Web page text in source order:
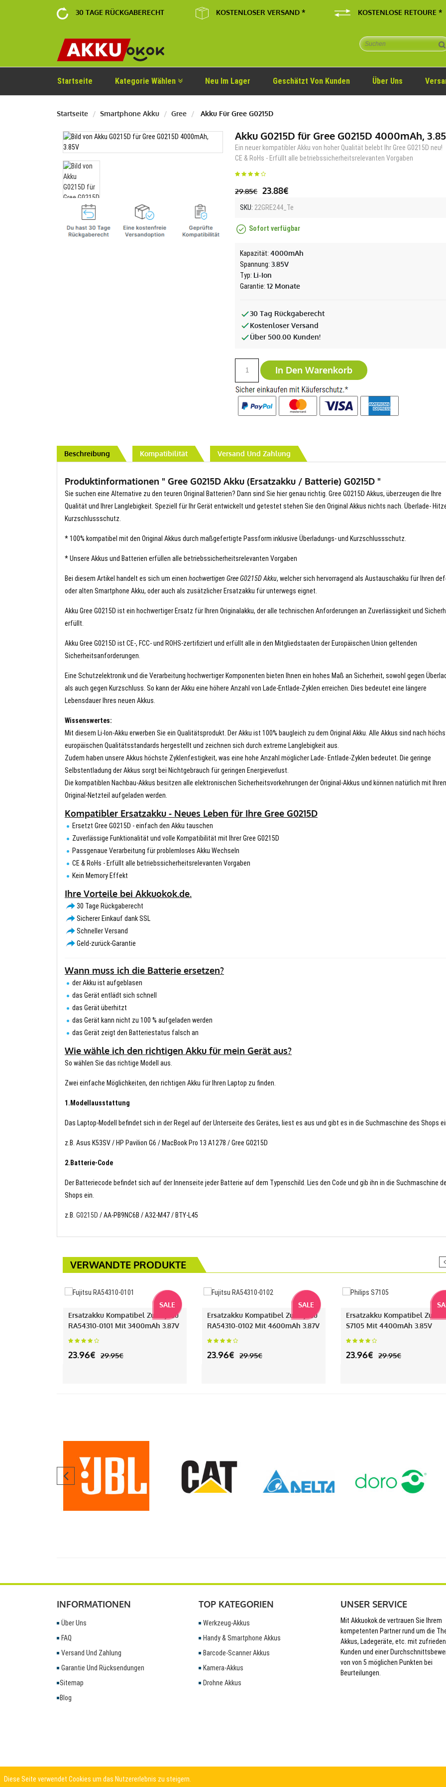
30 TAGE RÜCKGABERECHT KOSTENLOSER VERSAND * KOSTENLOSE RETOURE *
Startseite Kategorie Wählen Neu Im Lager Geschätzt Von Kunden Über Uns
Startseite Smartphone Akku Gree Akku Für Gree G0215D
Akku G0215D für Gree G0215D 4000mAh,
Ein neuer kompatibler Akku von hoher Qualität belebt Ihr Gree G0215D neu!
CE & RoHs - Erfüllt alle betriebssicherheitsrelevanten Vorgaben
29.85€ 23.88€
SKU: 22GRE244_Te
Sofort verfügbar
Kapazität:4000mAh
Spannung:3.85V
Typ: Li-Ion
Garantie:12 Monate
30 Tag Rückgaberecht
Kostenloser Versand
Über 500.00 Kunden!
In Den Warenkorb
Beschreibung Kompatibilität Versand Und Zahlung
Produktinformationen " Gree G0215D Akku (Ersatzakku / Batterie) G0215D "
Sie suchen eine Alternative zu den teuren Original Batterien? Dann sind Sie hier genau richtig. Gree G0215D Akkus, überzeugen die Ihre
Qualität und Ihrer Langlebigkeit. Speziell für Ihr Gerät entwickelt und getestet stehen Sie den Original Akkus nichts nach. Überlade-
Kurzschlussschutz.
* 100% kompatibel mit den Original Akkus durch maßgefertigte Passform inklusive Überladungs- und Kurzschlussschutz.
* Unsere Akkus und Batterien erfüllen alle betriebssicherheitsrelevanten Vorgaben
Bei diesem Artikel handelt es sich um einen hochwertigen Gree G0215D Akku, welcher sich hervorragend als Austauschakku für Ihren
oder alten Smartphone Akku, oder auch als zusätzlicher Ersatzakku für unterwegs eignet.
Akku Gree G0215D ist ein hochwertiger Ersatz für Ihren Originalakku, der alle technischen Anforderungen an Zuverlässigkeit und
erfüllt.
Akku Gree G0215D ist CE-, FCC- und ROHS-zertifiziert und erfüllt alle in den Mitgliedstaaten der Europäischen Union geltenden
Sicherheitsanforderungen.
Eine Schutzelektronik und die Verarbeitung hochwertiger Komponenten bieten Ihnen ein hohes Maß an Sicherheit, sowohl gegen
als auch gegen Kurzschluss. So kann der Akku eine höhere Anzahl von Lade-Entlade-Zyklen erreichen. Dies bedeutet eine längere
Lebensdauer Ihres neuen Akkus.
Wissenswertes:
Mit diesem Li-Ion-Akku erwerben Sie ein Qualitätsprodukt. Der Akku ist 100% baugleich zu dem Original Akku. Alle Akkus sind nach
europäischen Qualitätsstandards hergestellt und zeichnen sich durch extreme Langlebigkeit aus.
Zudem haben unsere Akkus höchste Zyklenfestigkeit, was eine hohe Anzahl möglicher Lade- Entlade-Zyklen bedeutet. Die geringe
Selbstentladung der Akkus sorgt bei Nichtgebrauch für geringen Energieverlust.
Die kompatiblen Nachbau-Akkus besitzen alle elektronischen Sicherheitsvorkehrungen der Original-Akkus und können natürlich mit
Original-Netzteil aufgeladen werden.
Kompatibler Ersatzakku - Neues Leben für Ihre Gree G0215D
Ersetzt Gree G0215D - einfach den Akku tauschen
Zuverlässige Funktionalität und volle Kompatibilität mit Ihrer Gree G0215D
Passgenaue Verarbeitung für problemloses Akku Wechseln
CE & RoHs - Erfüllt alle betriebssicherheitsrelevanten Vorgaben
Kein Memory Effekt
Ihre Vorteile bei Akkuokok.de.
30 Tage Rückgaberecht
Sicherer Einkauf dank SSL
Schneller Versand
Geld-zurück-Garantie
Wann muss ich die Batterie ersetzen?
der Akku ist aufgeblasen
das Gerät entlädt sich schnell
das Gerät überhitzt
das Gerät kann nicht zu 100 % aufgeladen werden
das Gerät zeigt den Batteriestatus falsch an
Wie wähle ich den richtigen Akku für mein Gerät aus?
So wählen Sie das richtige Modell aus.
Zwei einfache Möglichkeiten, den richtigen Akku für Ihren Laptop zu finden.
1.Modellausstattung
Das Laptop-Modell befindet sich in der Regel auf der Unterseite des Gerätes, liest es aus und gibt es in die Suchmaschine des Shops
z.B. Asus K53SV / HP Pavilion G6 / MacBook Pro 13 A1278 / Gree G0215D
2.Batterie-Code
Der Batteriecode befindet sich auf der Innenseite jeder Batterie auf dem Typenschild. Lies den Code und gib ihn in die Suchmaschine
Shops ein.
z.B. G0215D / AA-PB9NC6B / A32-M47 / BTY-L45
VERWANDTE PRODUKTE
SALE
Ersatzakku Kompatibel Zu Fujitsu
RA54310-0101 Mit 3400mAh 3.87V
23.96€ 29.95€
SALE
Ersatzakku Kompatibel Zu Fujitsu
RA54310-0102 Mit 4600mAh 3.87V
23.96€ 29.95€
Ersatzakku Kompatibel Zu
S7105 Mit 4400mAh 3.85V
23.96€ 29.95€
INFORMATIONEN
Über Uns
FAQ
Versand Und Zahlung
Garantie Und Rücksendungen
Sitemap
Blog
TOP KATEGORIEN
Werkzeug-Akkus
Handy & Smartphone Akkus
Barcode-Scanner Akkus
Kamera-Akkus
Drohne Akkus
UNSER SERVICE
Mit Akkuokok.de vertrauen Sie Ihrem
kompetenten Partner rund um die
Akkus, Ladegeräte, etc. mit
Kunden und einer
von von 5 möglichen Punkten bei
Beurteilungen.
Diese Seite verwendet Cookies um das Nutzererlebnis zu steigern.